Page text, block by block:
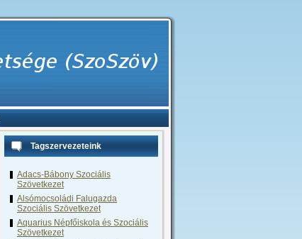
Tagszervezeteink
Adacs-Bábony Szociális
Szövetkezet
Alsómocsoládi Falugazda
Szociális Szövetkezet
Aquarius Népfőiskola és Szociális
Szövetkezet